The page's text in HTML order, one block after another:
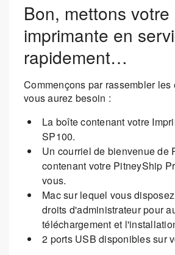
Bon, mettons votre
imprimante en
rapidement…
Commençons par rassembler les
vous aurez besoin :
La boîte contenant votre
SP100.
Un courriel de bienvenue de
contenant votre PitneyShip
vous.
Mac sur lequel vous
droits d'administrateur pour
téléchargement et
2 ports USB disponibles sur